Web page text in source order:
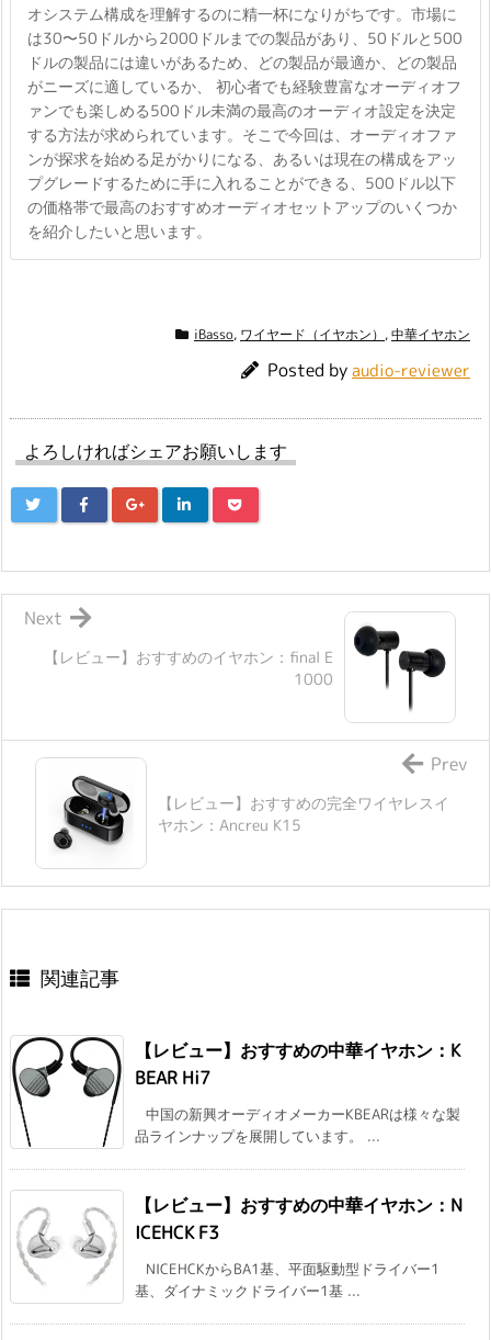
オシステム構成を理解するのに精一杯になりがちです。市場に
は30〜50ドルから2000ドルまでの製品があり、50ドルと500
ドルの製品には違いがあるため、どの製品が最適か、どの製品
がニーズに適しているか、 初心者でも経験豊富なオーディオフ
ァンでも楽しめる500ドル未満の最高のオーディオ設定を決定
する方法が求められています。そこで今回は、オーディオファ
ンが探求を始める足がかりになる、あるいは現在の構成をアッ
プグレードするために手に入れることができる、500ドル以下
の価格帯で最高のおすすめオーディオセットアップのいくつか
を紹介したいと思います。
iBasso, ワイヤード（イヤホン） ,中華イヤホン
Posted byaudio-reviewer
よろしければシェアお願いします
【レビュー】おすすめのイヤホン：final E
1000
Next
【レビュー】おすすめの完全ワイヤレスイ
ヤホン：Ancreu K15
Prev
関連記事
【レビュー】おすすめの中華イヤホン：K
BEAR Hi7
中国の新興オーディオメーカーKBEARは様々な製
品ラインナップを展開しています。 ...
【レビュー】おすすめの中華イヤホン：N
ICEHCK F3
NICEHCKからBA1基、平面駆動型ドライバー1
基、ダイナミックドライバー1基 ...